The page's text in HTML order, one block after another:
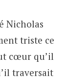
Nicholas
triste ce
cœur qu’il
traversait